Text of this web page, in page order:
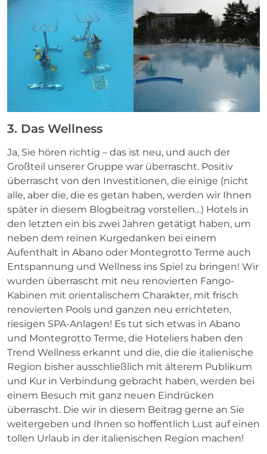
3. Das Wellness
Ja, Sie hören richtig – das ist neu, und auch der
Großteil unserer Gruppe war überrascht. Positiv
überrascht von den Investitionen, die einige (nicht
alle, aber die, die es getan haben, werden wir Ihnen
später in diesem Blogbeitrag vorstellen…) Hotels in
den letzten ein bis zwei Jahren getätigt haben, um
neben dem reinen Kurgedanken bei einem
Aufenthalt in Abano oder Montegrotto Terme auch
Entspannung und Wellness ins Spiel zu bringen! Wir
wurden überrascht mit neu renovierten Fango-
Kabinen mit orientalischem Charakter, mit frisch
renovierten Pools und ganzen neu errichteten,
riesigen SPA-Anlagen! Es tut sich etwas in Abano
und Montegrotto Terme, die Hoteliers haben den
Trend Wellness erkannt und die, die die italienische
Region bisher ausschließlich mit älterem Publikum
und Kur in Verbindung gebracht haben, werden bei
einem Besuch mit ganz neuen Eindrücken
überrascht. Die wir in diesem Beitrag gerne an Sie
weitergeben und Ihnen so hoffentlich Lust auf einen
tollen Urlaub in der italienischen Region machen!